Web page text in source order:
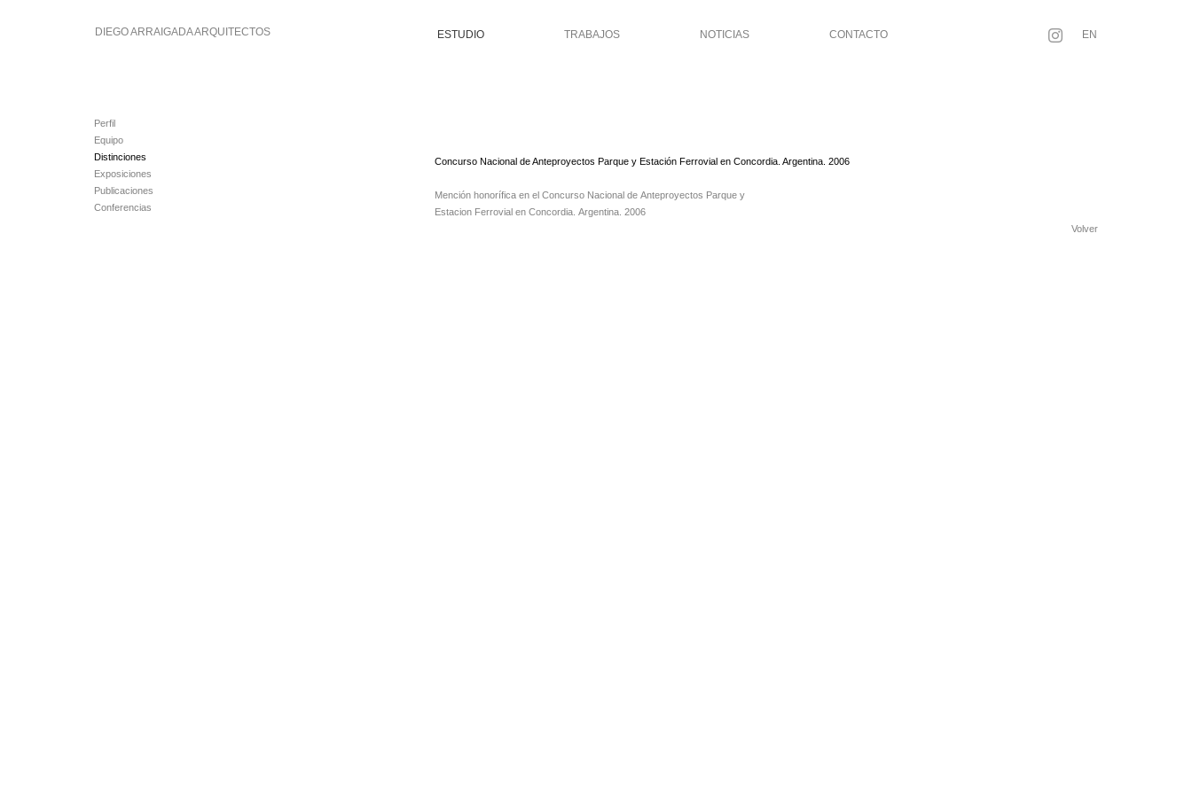
DIEGO ARRAIGADA ARQUITECTOS ESTUDIO TRABAJOS NOTICIAS CONTACTO EN
Perfil
Equipo
Distinciones
Exposiciones
Publicaciones
Conferencias
Concurso Nacional de Anteproyectos Parque y Estación Ferrovial en Concordia. Argentina. 2006
Mención honorífica en el Concurso Nacional de Anteproyectos Parque y
Estacion Ferrovial en Concordia. Argentina. 2006
Volver